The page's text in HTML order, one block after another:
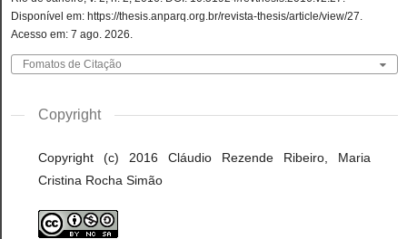
Disponível em: https://thesis.anparq.org.br/revista-thesis/article/view/27.
Acesso em: 7 ago. 2026.
Fomatos de Citação
Copyright
Copyright (c) 2016 Cláudio Rezende Ribeiro, Maria
Cristina Rocha Simão